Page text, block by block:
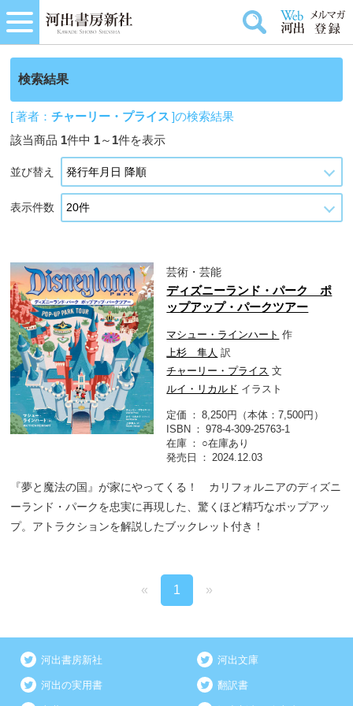
検索結果
[ 著者：チャーリー・プライス ]の検索結果
該当商品 1件中 1～ 1件を表示
並び替え
表示件数
芸術・芸能
ディズニーランド・パーク ポ
ップアップ・パークツアー
マシュー・ラインハート 作
上杉 隼人 訳
チャーリー・プライス 文
ルイ・リカルド イラスト
定価
8,250円（本体：7,500円）
ISBN
978-4-309-25763-1
在庫
○在庫あり
発売日
2024.12.03
『夢と魔法の国』が家にやってくる！ カリフォルニアのディズニ
ーランド・パークを忠実に再現した、驚くほど精巧なポップアッ
プ。アトラクションを解説したブックレット付き！
« 1 »
河出書房新社 河出文庫
河出の実用書 翻訳書